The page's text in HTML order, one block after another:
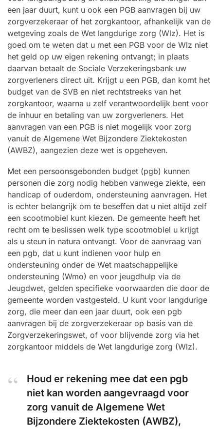
een jaar duurt, kunt u ook een PGB aanvragen bij uw
zorgverzekeraar of het zorgkantoor, afhankelijk van de
wetgeving zoals de Wet langdurige zorg (Wlz). Het is
goed om te weten dat u met een PGB voor de Wlz niet
het geld op uw eigen rekening ontvangt; in plaats
daarvan betaalt de Sociale Verzekeringsbank uw
zorgverleners direct uit. Krijgt u een PGB, dan komt het
budget van de SVB en niet rechtstreeks van het
zorgkantoor, waarna u zelf verantwoordelijk bent voor
de inhuur en betaling van uw zorgverleners. Het
aanvragen van een PGB is niet mogelijk voor zorg
vanuit de Algemene Wet Bijzondere Ziektekosten
(AWBZ), aangezien deze wet is opgeheven.
Met een persoonsgebonden budget (pgb) kunnen
personen die zorg nodig hebben vanwege ziekte, een
handicap of ouderdom, ondersteuning aanvragen. Het
is echter belangrijk om te beseffen dat u niet altijd zelf
een scootmobiel kunt kiezen. De gemeente heeft het
recht om te beslissen welk type scootmobiel u krijgt
als u steun in natura ontvangt. Voor de aanvraag van
een pgb, dat u kunt indienen voor hulp en
ondersteuning onder de Wet maatschappelijke
ondersteuning (Wmo) en voor jeugdhulp via de
Jeugdwet, gelden specifieke voorwaarden die door de
gemeente worden vastgesteld. U kunt voor langdurige
zorg, die meer dan een jaar duurt, ook een pgb
aanvragen bij de zorgverzekeraar op basis van de
Zorgverzekeringswet, of voor blijvende zorg via het
zorgkantoor middels de Wet langdurige zorg (Wlz).
Houd er rekening mee dat een pgb
niet kan worden aangevraagd voor
zorg vanuit de Algemene Wet
Bijzondere Ziektekosten (AWBZ),